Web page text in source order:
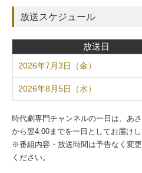
放送スケジュール
放送日
2026年7月3日（金）
2026年8月5日（水）
時代劇専門チャンネルの一日は、あ
から翌4:00までを一日としてお届けし
※番組内容・放送時間は予告なく変
ください。